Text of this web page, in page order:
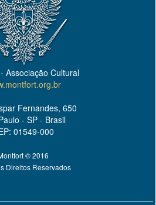
Associação Cultural
Fernandes, 650
- SP - Brasil
01549-000
© 2016
Direitos Reservados